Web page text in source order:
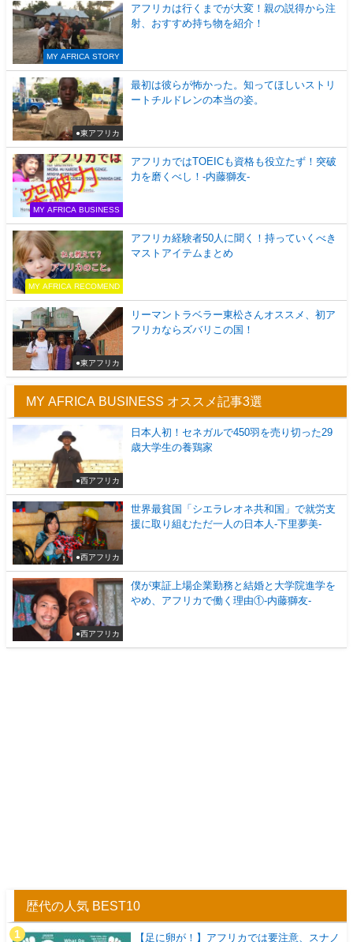
MY AFRICA STORY
アフリカは行くまでが大変！親の説得から注
射、おすすめ持ち物を紹介！
●東アフリカ
最初は彼らが怖かった。知ってほしいストリ
ートチルドレンの本当の姿。
MY AFRICA BUSINESS
アフリカではTOEICも資格も役立たず！突破
力を磨くべし！-内藤獅友-
MY AFRICA RECOMEND
アフリカ経験者50人に聞く！持っていくべき
マストアイテムまとめ
●東アフリカ
リーマントラベラー東松さんオススメ、初ア
フリカならズバリこの国！
MY AFRICA BUSINESS オススメ記事3選
●西アフリカ
日本人初！セネガルで450羽を売り切った29
歳大学生の養鶏家
●西アフリカ
世界最貧国「シエラレオネ共和国」で就労支
援に取り組むただ一人の日本人-下里夢美-
●西アフリカ
僕が東証上場企業勤務と結婚と大学院進学を
やめ、アフリカで働く理由①-内藤獅友-
歴代の人気 BEST10
【足に卵が！】アフリカでは要注意、スナノ